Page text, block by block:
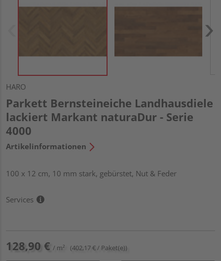
HARO
Parkett Bernsteineiche Landhausdiele
lackiert Markant naturaDur - Serie
4000
Artikelinformationen
100 x 12 cm, 10 mm stark, gebürstet, Nut & Feder
Services
128,90 € / m² (402,17 € / Paket(e))